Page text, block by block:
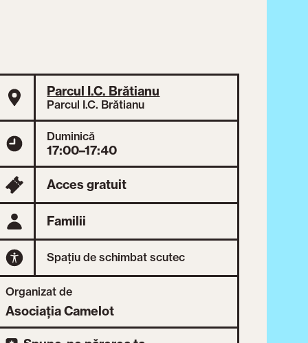
Parcul I.C. Brătianu
Parcul I.C. Brătianu
Duminică
17:00–17:40
Acces gratuit
Familii
Spațiu de schimbat scutec
Organizat de
Asociația Camelot